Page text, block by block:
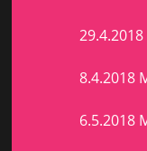
8.4.2018
6.5.2018